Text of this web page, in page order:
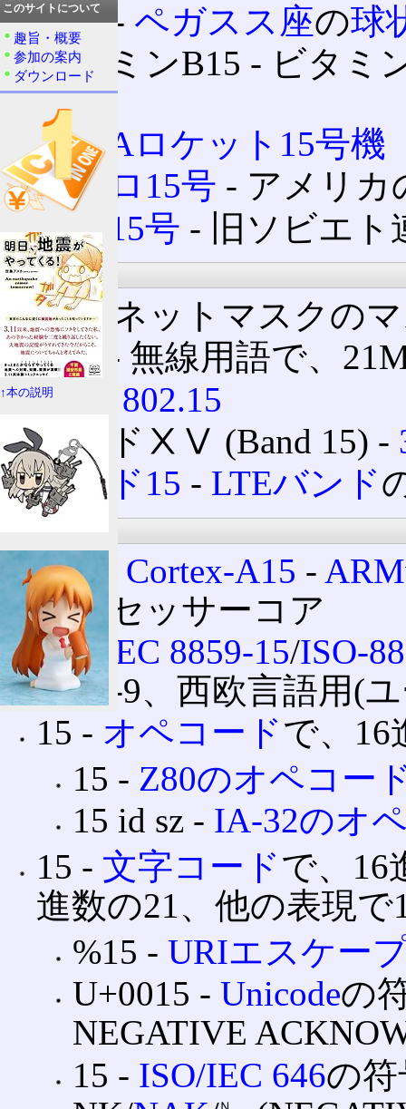
M15‐ ペガスス座の球
ビタミンB15 ‐ ビタミ
ン酸
H-ⅡAロケット15号機
アポロ15号 ‐ アメリ
ルナ15号 ‐ 旧ソビエ
通信
/15‐ ネットマスクの
15m ‐ 無線用語で、
IEEE 802.15
バンドⅩⅤ (Band 15) ‐
バンド15 ‐ LTEバンド
ARM Cortex-A15 ‐
プロセッサーコア
ISO/IEC 8859-15/ISO-
Latin-9、西欧言語用(
15 ‐ オペコードで、16
15 ‐ Z80のオペコー
15 id sz ‐ IA-32のオ
15 ‐ 文字コードで、16
進数の21、他の表現で
%15 ‐ URIエスケー
U+0015 ‐ Unicodeの
NEGATIVE
15 ‐ ISO/IEC 646の
このサイトについて
趣旨・概要
参加の案内
ダウンロード
↑本の説明